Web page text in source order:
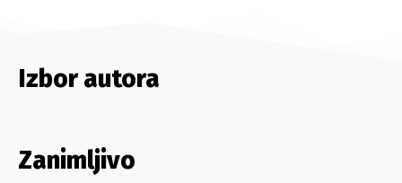
Izbor autora
Zanimljivo